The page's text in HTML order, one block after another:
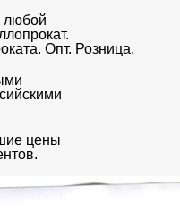
любой
Опт. Розница.
цены